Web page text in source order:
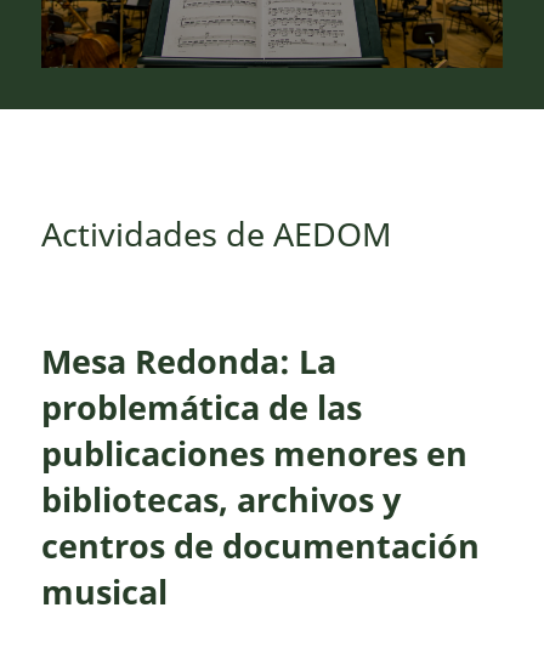
Actividades de AEDOM
Mesa Redonda: La
problemática de las
publicaciones menores en
bibliotecas, archivos y
centros de documentación
musical